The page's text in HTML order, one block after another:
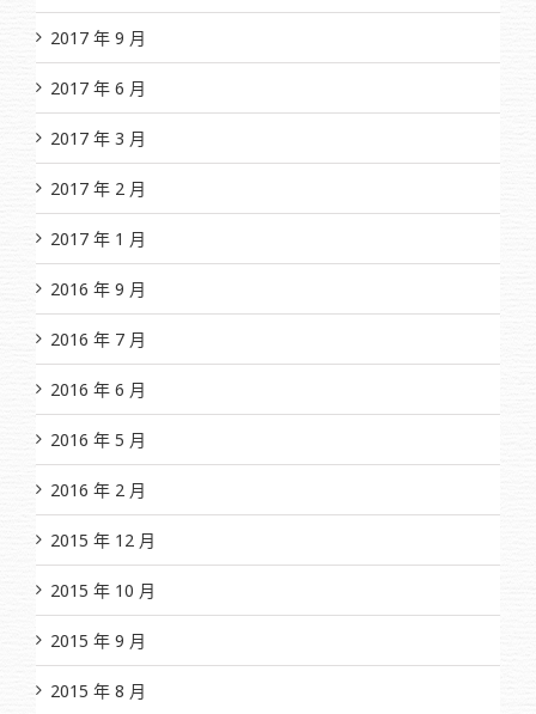
2017 年 9 月
2017 年 6 月
2017 年 3 月
2017 年 2 月
2017 年 1 月
2016 年 9 月
2016 年 7 月
2016 年 6 月
2016 年 5 月
2016 年 2 月
2015 年 12 月
2015 年 10 月
2015 年 9 月
2015 年 8 月